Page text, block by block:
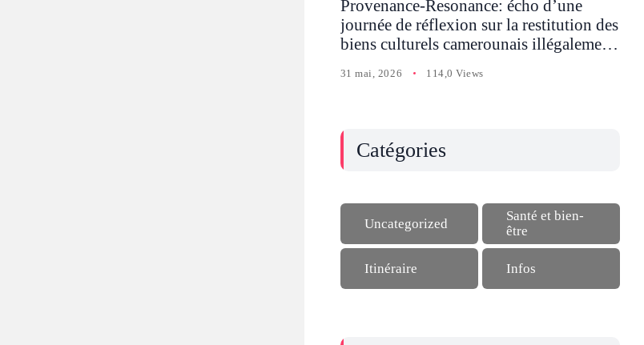
Provenance-Resonance: écho d’une
journée de réflexion sur la restitution des
biens culturels camerounais illégalement
31 mai, 2026 114,0 Views
Catégories
Uncategorized
Santé et bien-
être
Itinéraire Infos